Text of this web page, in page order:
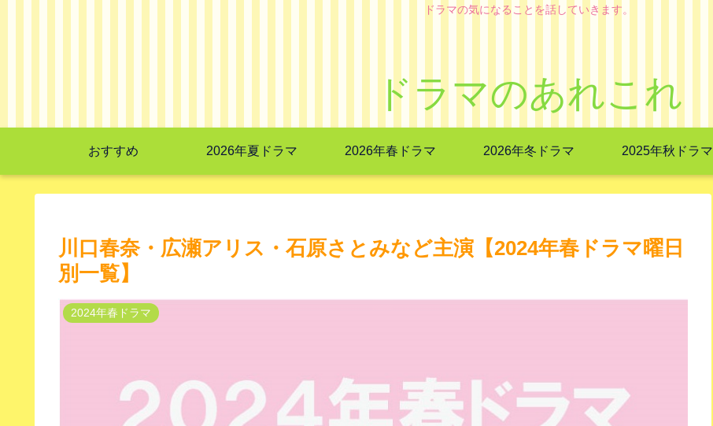
ドラマの気になることを話していきます。
ドラマのあれこれ
おすすめ 2026年夏ドラマ 2026年春ドラマ 2026年冬ドラマ 2025年秋ドラマ
川口春奈・広瀬アリス・石原さとみなど主演【2024年春ドラマ曜日
別一覧】
2024年春ドラマ